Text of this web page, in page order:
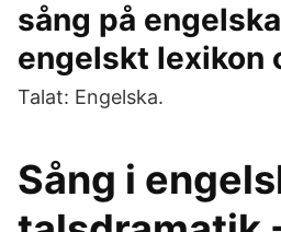
sång på
engelskt lexikon
Talat: Engelska.
Sång i